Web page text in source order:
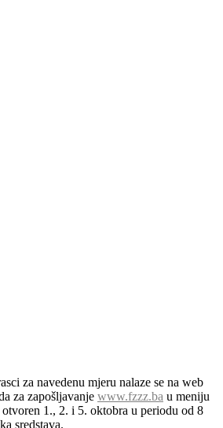
za navedenu mjeru nalaze se na web
za zapošljavanje www.fzzz.ba u meniju
1., 2. i 5. oktobra u periodu od 8
sredstava.